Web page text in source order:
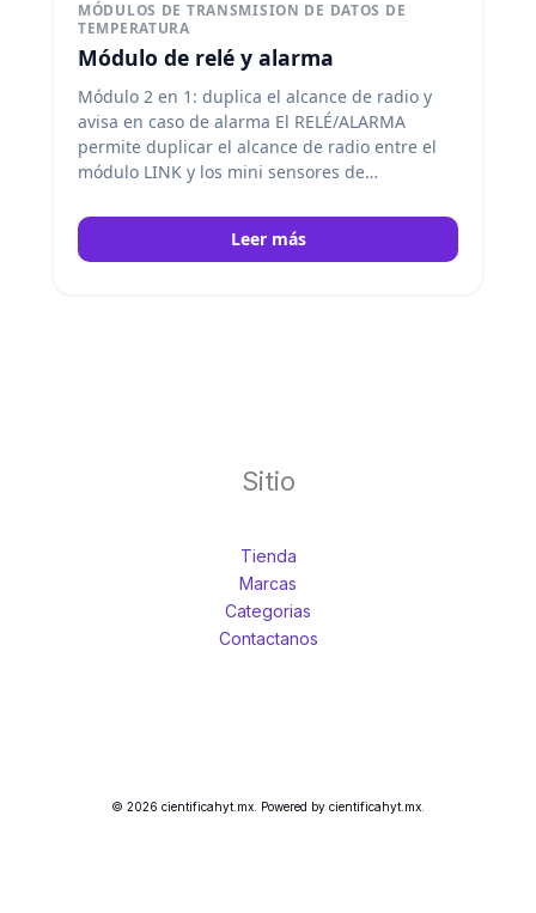
MÓDULOS DE TRANSMISION DE DATOS DE
TEMPERATURA
Módulo de relé y alarma
Módulo 2 en 1: duplica el alcance de radio y
avisa en caso de alarma El RELÉ/ALARMA
permite duplicar el alcance de radio entre el
módulo LINK y los mini sensores de
Leer más
Sitio
Tienda
Marcas
Categorias
Contactanos
© 2026 cientificahyt.mx. Powered by cientificahyt.mx.